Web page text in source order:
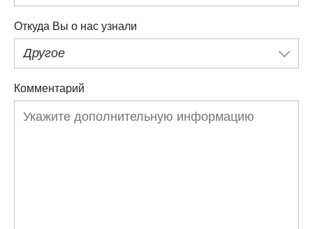
Откуда Вы о нас узнали
Другое
Комментарий